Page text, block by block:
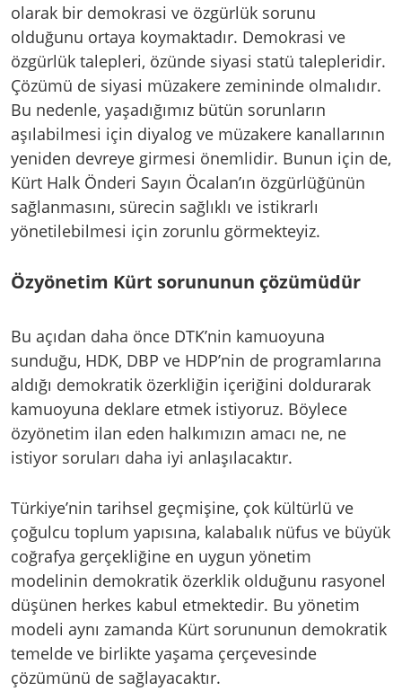
olarak bir demokrasi ve özgürlük sorunu
olduğunu ortaya koymaktadır. Demokrasi ve
özgürlük talepleri, özünde siyasi statü talepleridir.
Çözümü de siyasi müzakere zemininde olmalıdır.
Bu nedenle, yaşadığımız bütün sorunların
aşılabilmesi için diyalog ve müzakere kanallarının
yeniden devreye girmesi önemlidir. Bunun için de,
Kürt Halk Önderi Sayın Öcalan’ın özgürlüğünün
sağlanmasını, sürecin sağlıklı ve istikrarlı
yönetilebilmesi için zorunlu görmekteyiz.
Özyönetim Kürt sorununun çözümüdür
Bu açıdan daha önce DTK’nin kamuoyuna
sunduğu, HDK, DBP ve HDP’nin de programlarına
aldığı demokratik özerkliğin içeriğini doldurarak
kamuoyuna deklare etmek istiyoruz. Böylece
özyönetim ilan eden halkımızın amacı ne, ne
istiyor soruları daha iyi anlaşılacaktır.
Türkiye’nin tarihsel geçmişine, çok kültürlü ve
çoğulcu toplum yapısına, kalabalık nüfus ve büyük
coğrafya gerçekliğine en uygun yönetim
modelinin demokratik özerklik olduğunu rasyonel
düşünen herkes kabul etmektedir. Bu yönetim
modeli aynı zamanda Kürt sorununun demokratik
temelde ve birlikte yaşama çerçevesinde
çözümünü de sağlayacaktır.